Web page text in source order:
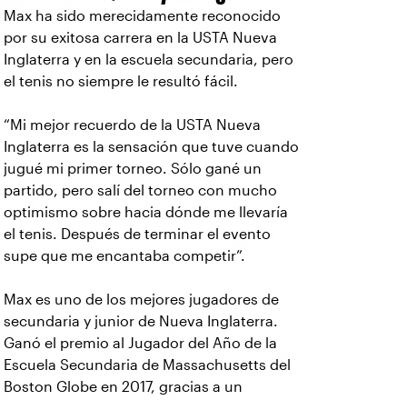
Max ha sido merecidamente reconocido
por su exitosa carrera en la USTA Nueva
Inglaterra y en la escuela secundaria, pero
el tenis no siempre le resultó fácil.
“Mi mejor recuerdo de la USTA Nueva
Inglaterra es la sensación que tuve cuando
jugué mi primer torneo. Sólo gané un
partido, pero salí del torneo con mucho
optimismo sobre hacia dónde me llevaría
el tenis. Después de terminar el evento
supe que me encantaba competir”.
Max es uno de los mejores jugadores de
secundaria y junior de Nueva Inglaterra.
Ganó el premio al Jugador del Año de la
Escuela Secundaria de Massachusetts del
Boston Globe en 2017, gracias a un